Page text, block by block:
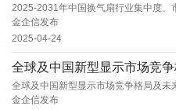
2025-2031年中国换气扇行业集中度、
金企信发布
2025-04-24
全球及中国新型显示市场竞争格局及
金企信发布